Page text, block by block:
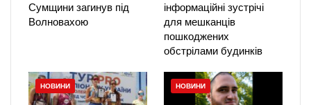
Сумщини загинув під
Волновахою
інформаційні зустрічі
для мешканців
пошкоджених
обстрілами будинків
НОВИНИ НОВИНИ